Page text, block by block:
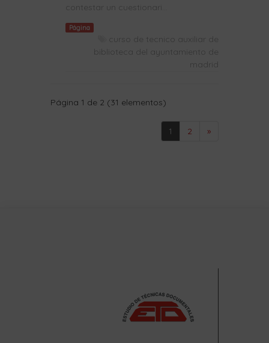
contestar un cuestionari...
Página
curso de tecnico auxiliar de
biblioteca del ayuntamiento de
madrid
Página 1 de 2 (31 elementos)
1 2 »